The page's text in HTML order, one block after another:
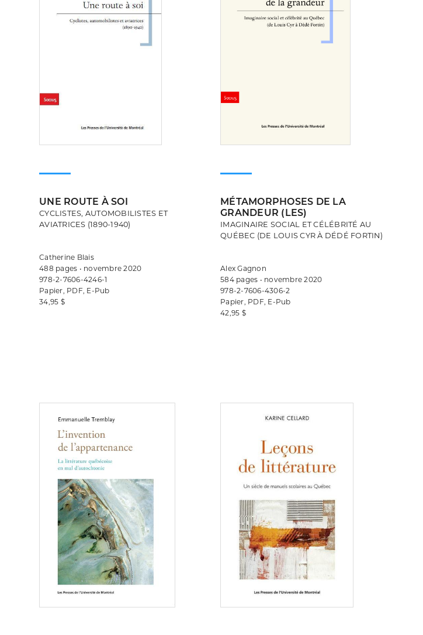
UNE ROUTE À SOI
CYCLISTES, AUTOMOBILISTES ET
AVIATRICES (1890-1940)
Catherine Blais
488 pages • novembre 2020
978-2-7606-4246-1
Papier, PDF, E-Pub
34,95 $
MÉTAMORPHOSES DE LA
GRANDEUR (LES)
IMAGINAIRE SOCIAL ET CÉLÉBRITÉ AU
QUÉBEC (DE LOUIS CYR À DÉDÉ FORTIN)
Alex Gagnon
584 pages • novembre 2020
978-2-7606-4306-2
Papier, PDF, E-Pub
42,95 $